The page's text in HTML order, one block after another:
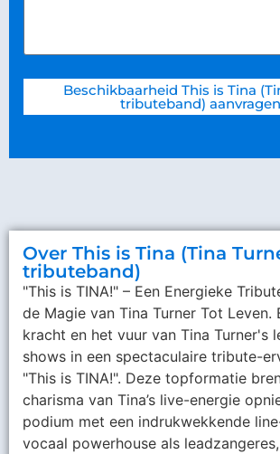
Beschikbaarheid This is Tina
tributeband)
Over This is Tina (Tina
tributeband)
"This is TINA!" – Een Energieke
de Magie van Tina Turner Tot Leven.
kracht en het vuur van Tina Turner's
shows in een spectaculaire tribute-
"This is TINA!". Deze topformatie
charisma van Tina’s live-energie
podium met een indrukwekkende
vocaal powerhouse als